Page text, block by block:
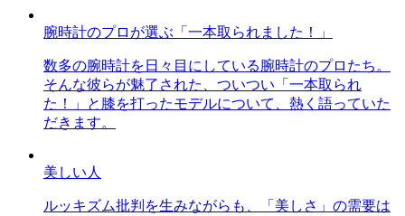
腕時計のプロが選ぶ「一本取られました！」
数多の腕時計を日々目にしている腕時計のプロたち。
そんな彼らが魅了された、ついつい「一本取られ
た！」と膝を打ったモデルについて、熱く語っていた
だきます。
美しい人
ルッキズム批判を生みながらも、「美しさ」の需要は